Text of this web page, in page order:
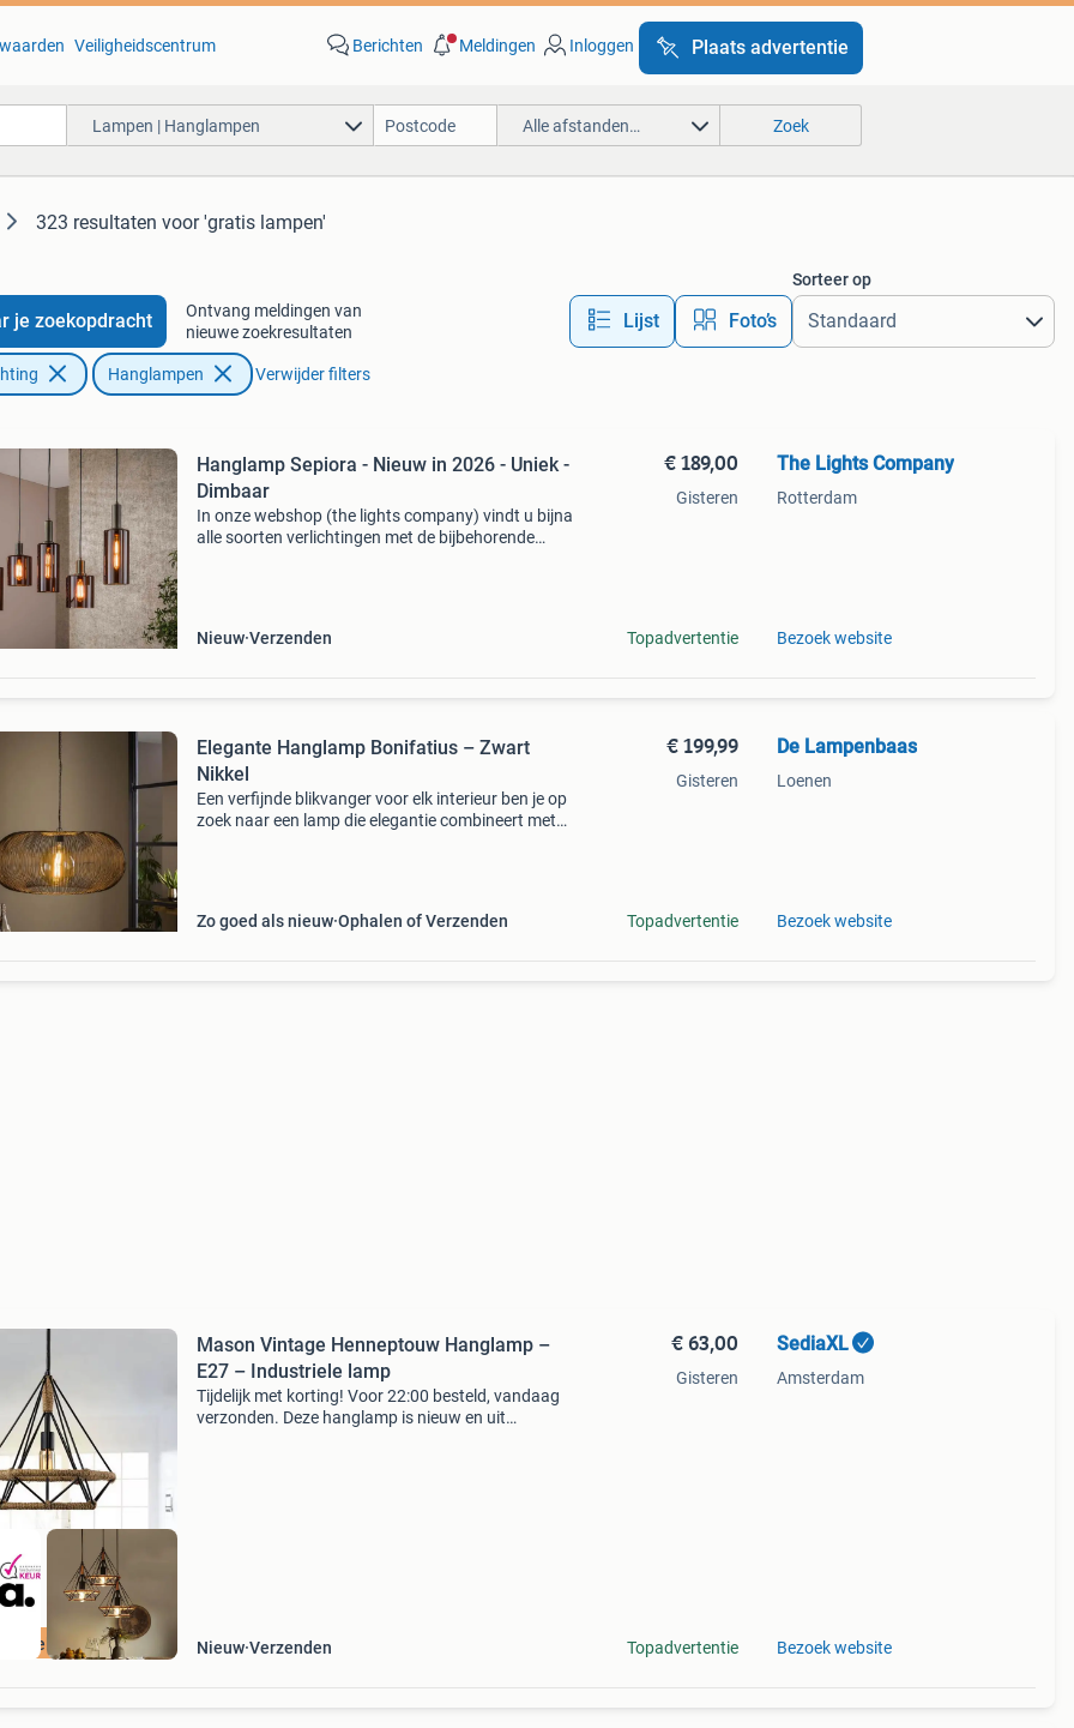
Veiligheidscentrum Berichten Meldingen Inloggen Plaats advertentie
Lampen | Hanglampen Alle afstanden… Zoek
323 resultaten voor 'gratis lampen'
je zoekopdracht
Ontvang meldingen van
nieuwe zoekresultaten
Lijst Foto’s
Sorteer op
Hanglampen Verwijder filters
Hanglamp Sepiora - Nieuw in 2026 - Uniek -
Dimbaar
In onze webshop (the lights company) vindt u bijna
alle soorten verlichtingen met de bijbehorende
Nieuw Verzenden
€ 189,00
Gisteren
Topadvertentie
The Lights Company
Rotterdam
Bezoek website
Elegante Hanglamp Bonifatius – Zwart
Nikkel
Een verfijnde blikvanger voor elk interieur ben je op
zoek naar een lamp die elegantie combineert met
Zo goed als nieuw Ophalen of Verzenden
€ 199,99
Gisteren
Topadvertentie
De Lampenbaas
Loenen
Bezoek website
met 9+
Mason Vintage Henneptouw Hanglamp –
E27 – Industriele lamp
Tijdelijk met korting! Voor 22:00 besteld, vandaag
verzonden. Deze hanglamp is nieuw en uit
Nieuw Verzenden
€ 63,00
Gisteren
Topadvertentie
SediaXL
Amsterdam
Bezoek website